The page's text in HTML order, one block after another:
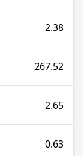
2.38
267.52
2.65
0.63